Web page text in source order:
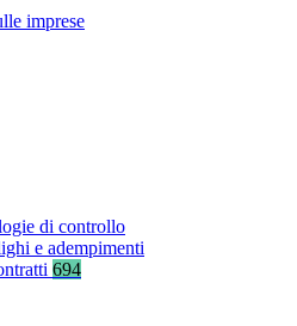
imprese
di controllo
e adempimenti
694